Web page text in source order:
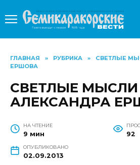
содержанию
ГЛАВНАЯ » РУБРИКА »
СВЕТЛЫЕ
ЕРШОВА
СВЕТЛЫЕ МЫСЛИ
АЛЕКСАНДРА
НА ЧТЕНИЕ
9 мин 92
ОПУБЛИКОВАНО
02.09.2013